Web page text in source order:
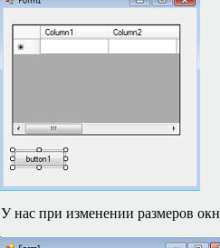
У нас при изменении размеров